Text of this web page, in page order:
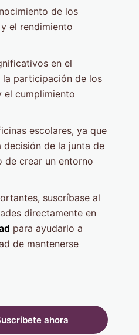
de los
el rendimiento
en el
la participación de los
el cumplimiento
escolares, ya que
de la junta de
de crear un entorno
suscríbase al
directamente en
para ayudarlo a
de mantenerse